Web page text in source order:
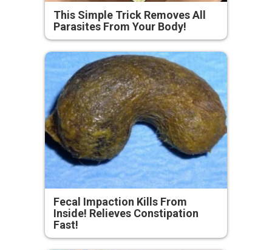
This Simple Trick Removes All
Parasites From Your Body!
Fecal Impaction Kills From
Inside! Relieves Constipation
Fast!